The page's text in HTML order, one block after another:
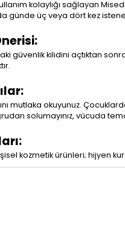
kolaylığı sağlayan
günde üç veya dört kez
güvenlik kilidini açtıktan
mutlaka okuyunuz.
solumayınız, vücuda
kozmetik ürünleri; hijyen